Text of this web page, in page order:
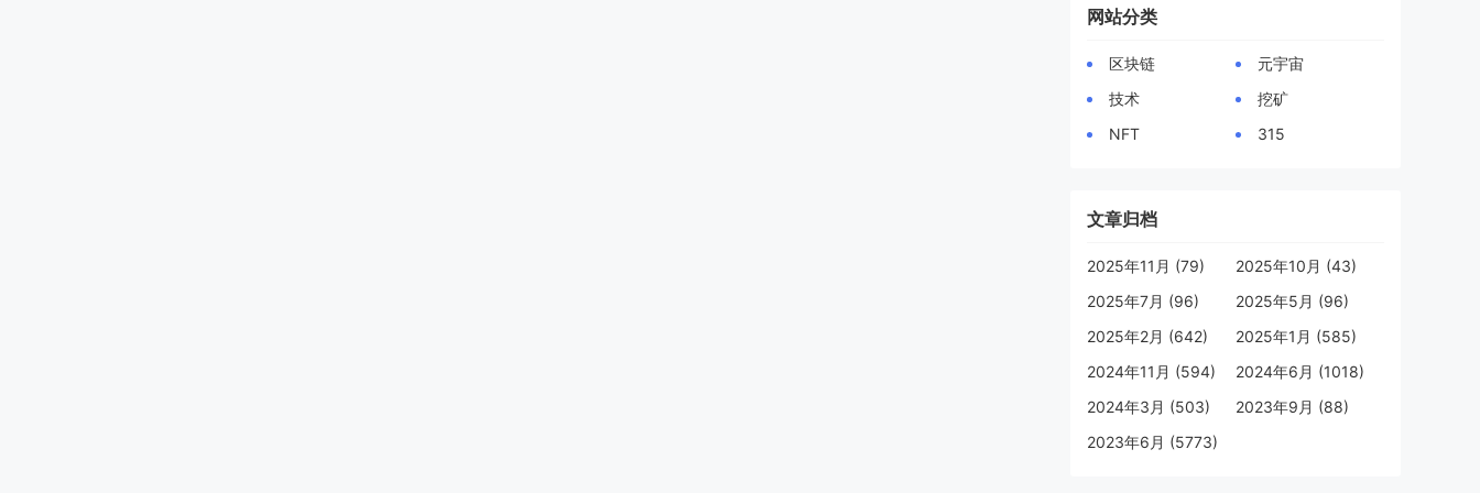
网站分类
区块链
元宇宙
技术
挖矿
NFT
315
文章归档
2025年11月 (79)
2025年10月 (43)
2025年7月 (96)
2025年5月 (96)
2025年2月 (642)
2025年1月 (585)
2024年11月 (594)
2024年6月 (1018)
2024年3月 (503)
2023年9月 (88)
2023年6月 (5773)